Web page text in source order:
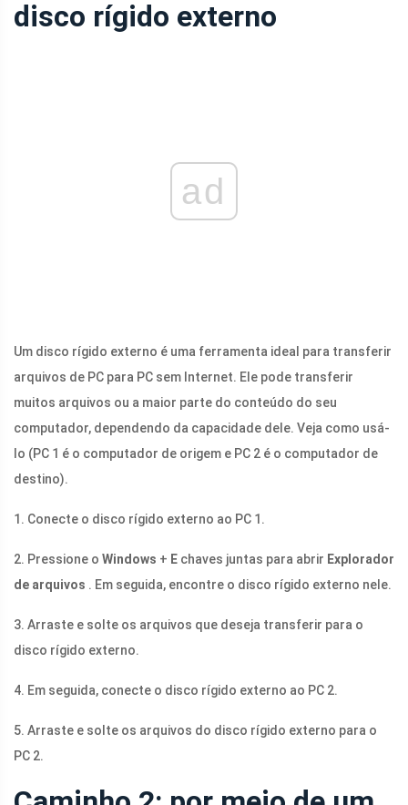
disco rígido externo
ad
Um disco rígido externo é uma ferramenta ideal para transferir
arquivos de PC para PC sem Internet. Ele pode transferir
muitos arquivos ou a maior parte do conteúdo do seu
computador, dependendo da capacidade dele. Veja como usá-
lo (PC 1 é o computador de origem e PC 2 é o computador de
destino).
1. Conecte o disco rígido externo ao PC 1.
2. Pressione o Windows + E chaves juntas para abrir Explorador
de arquivos . Em seguida, encontre o disco rígido externo nele.
3. Arraste e solte os arquivos que deseja transferir para o
disco rígido externo.
4. Em seguida, conecte o disco rígido externo ao PC 2.
5. Arraste e solte os arquivos do disco rígido externo para o
PC 2.